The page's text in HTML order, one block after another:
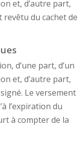
et, d’autre part,
du cachet de
d’une part, d’un
et, d’autre part,
Le versement
l’expiration du
à compter de la